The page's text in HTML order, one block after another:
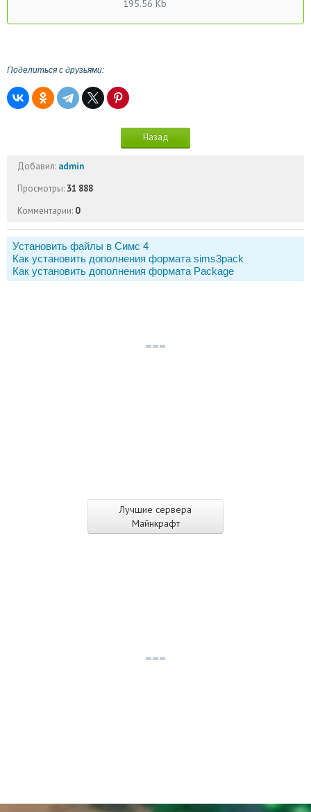
Лучшие сервера
Майнкрафт
195.56 Kb
Поделиться с друзьями:
Назад
Добавил: admin
Просмотры: 31 888
Комментарии: 0
Установить файлы в Симс 4
Как установить дополнения формата sims3pack
Как установить дополнения формата Package